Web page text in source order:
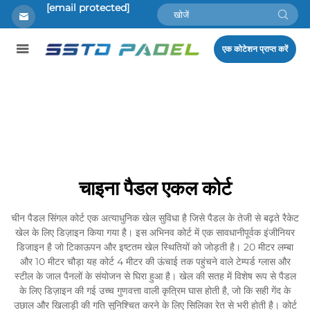
[email protected]
एक कोटेशन प्राप्त करें
चाइना पैडल एकल कोर्ट
चीन पैडल सिंगल कोर्ट एक अत्याधुनिक खेल सुविधा है जिसे पैडल के तेजी से बढ़ते रैकेट
खेल के लिए डिज़ाइन किया गया है। इस अभिनव कोर्ट में एक सावधानीपूर्वक इंजीनियर
डिजाइन है जो टिकाऊपन और इष्टतम खेल स्थितियों को जोड़ती है। 20 मीटर लम्बा
और 10 मीटर चौड़ा यह कोर्ट 4 मीटर की ऊंचाई तक पहुंचने वाले टेम्पर्ड ग्लास और
स्टील के जाल पैनलों के संयोजन से घिरा हुआ है। खेल की सतह में विशेष रूप से पैडल
के लिए डिज़ाइन की गई उच्च गुणवत्ता वाली कृत्रिम घास होती है, जो कि सही गेंद के
उछाल और खिलाड़ी की गति सुनिश्चित करने के लिए सिलिका रेत से भरी होती है। कोर्ट